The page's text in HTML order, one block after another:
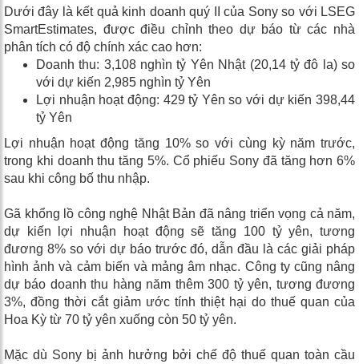
Dưới đây là kết quả kinh doanh quý II của Sony so với LSEG
SmartEstimates, được điều chỉnh theo dự báo từ các nhà
phân tích có độ chính xác cao hơn:
Doanh thu: 3,108 nghìn tỷ Yên Nhật (20,14 tỷ đô la) so
với dự kiến ​​2,985 nghìn tỷ Yên
Lợi nhuận hoạt động: 429 tỷ Yên so với dự kiến ​​398,44
tỷ Yên
Lợi nhuận hoạt động tăng 10% so với cùng kỳ năm trước,
trong khi doanh thu tăng 5%. Cổ phiếu Sony đã tăng hơn 6%
sau khi công bố thu nhập.
Gã khổng lồ công nghệ Nhật Bản đã nâng triển vọng cả năm,
dự kiến ​​lợi nhuận hoạt động sẽ tăng 100 tỷ yên, tương
đương 8% so với dự báo trước đó, dẫn đầu là các giải pháp
hình ảnh và cảm biến và mảng âm nhạc. Công ty cũng nâng
dự báo doanh thu hàng năm thêm 300 tỷ yên, tương đương
3%, đồng thời cắt giảm ước tính thiệt hại do thuế quan của
Hoa Kỳ từ 70 tỷ yên xuống còn 50 tỷ yên.
Mặc dù Sony bị ảnh hưởng bởi chế độ thuế quan toàn cầu